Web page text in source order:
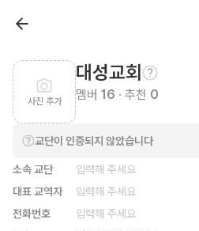
사진 추가
대성교회
멤버 16 · 추천 0
교단이 인증되지 않았습니다
소속 교단
입력해 주세요
대표 교역자
입력해 주세요
전화번호
입력해 주세요